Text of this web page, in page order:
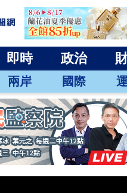
即時 政治
兩岸 國際